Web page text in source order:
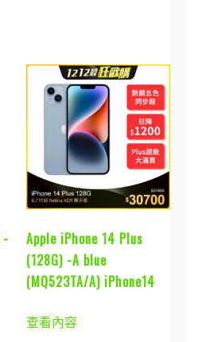
-
Apple iPhone 14 Plus
(128G) -A blue
(MQ523TA/A) iPhone14
查看內容